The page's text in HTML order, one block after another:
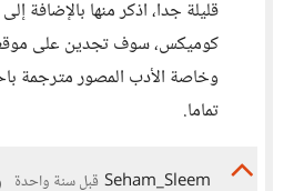
قليلة جدا، اذكر منها بالإضافة
كوميكس، سوف تجدين على
وخاصة الأدب المصور مترجمة
تماما.
Seham_Sleem قبل سنة واحدة